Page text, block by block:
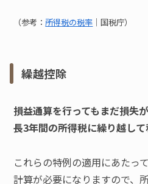
（参考：所得税の税率 ｜国税庁）
繰越控除
損益通算を行ってもまだ損失
長3年間の所得税に繰り越して
これらの特例の適用にあたっ
計算が必要になりますので、